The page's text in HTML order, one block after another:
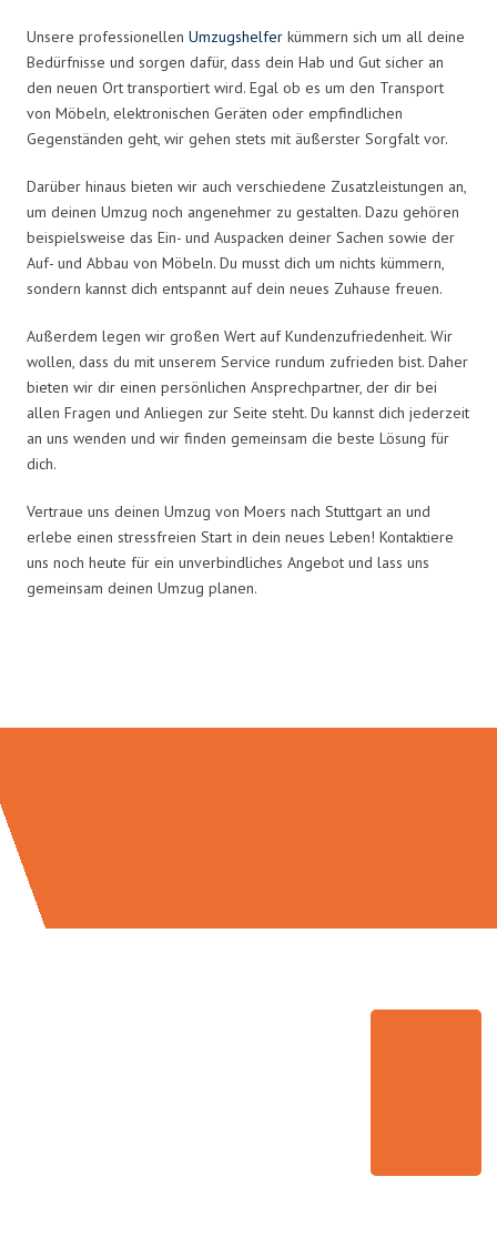
Unsere professionellen Umzugshelfer kümmern sich um all deine
Bedürfnisse und sorgen dafür, dass dein Hab und Gut sicher an
den neuen Ort transportiert wird. Egal ob es um den Transport
von Möbeln, elektronischen Geräten oder empfindlichen
Gegenständen geht, wir gehen stets mit äußerster Sorgfalt vor.
Darüber hinaus bieten wir auch verschiedene Zusatzleistungen an,
um deinen Umzug noch angenehmer zu gestalten. Dazu gehören
beispielsweise das Ein- und Auspacken deiner Sachen sowie der
Auf- und Abbau von Möbeln. Du musst dich um nichts kümmern,
sondern kannst dich entspannt auf dein neues Zuhause freuen.
Außerdem legen wir großen Wert auf Kundenzufriedenheit. Wir
wollen, dass du mit unserem Service rundum zufrieden bist. Daher
bieten wir dir einen persönlichen Ansprechpartner, der dir bei
allen Fragen und Anliegen zur Seite steht. Du kannst dich jederzeit
an uns wenden und wir finden gemeinsam die beste Lösung für
dich.
Vertraue uns deinen Umzug von Moers nach Stuttgart an und
erlebe einen stressfreien Start in dein neues Leben! Kontaktiere
uns noch heute für ein unverbindliches Angebot und lass uns
gemeinsam deinen Umzug planen.